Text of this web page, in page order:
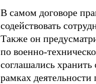
В самом договоре
содействовать
Также он
по военно-
соглашались хранить
рамках